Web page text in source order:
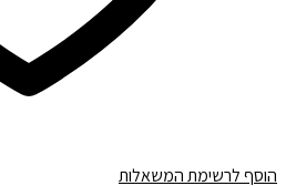
הוסף לרשימת המשאלות